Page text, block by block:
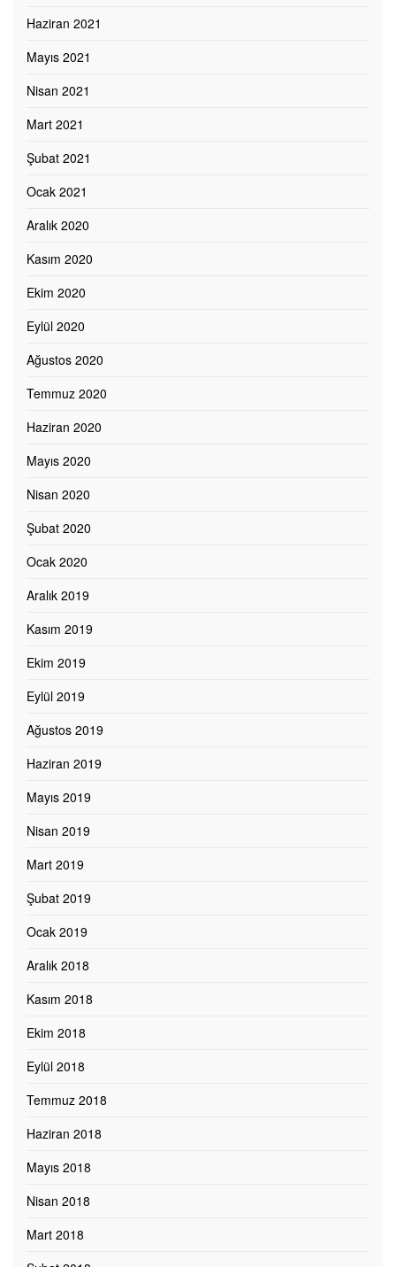
Haziran 2021
Mayıs 2021
Nisan 2021
Mart 2021
Şubat 2021
Ocak 2021
Aralık 2020
Kasım 2020
Ekim 2020
Eylül 2020
Ağustos 2020
Temmuz 2020
Haziran 2020
Mayıs 2020
Nisan 2020
Şubat 2020
Ocak 2020
Aralık 2019
Kasım 2019
Ekim 2019
Eylül 2019
Ağustos 2019
Haziran 2019
Mayıs 2019
Nisan 2019
Mart 2019
Şubat 2019
Ocak 2019
Aralık 2018
Kasım 2018
Ekim 2018
Eylül 2018
Temmuz 2018
Haziran 2018
Mayıs 2018
Nisan 2018
Mart 2018